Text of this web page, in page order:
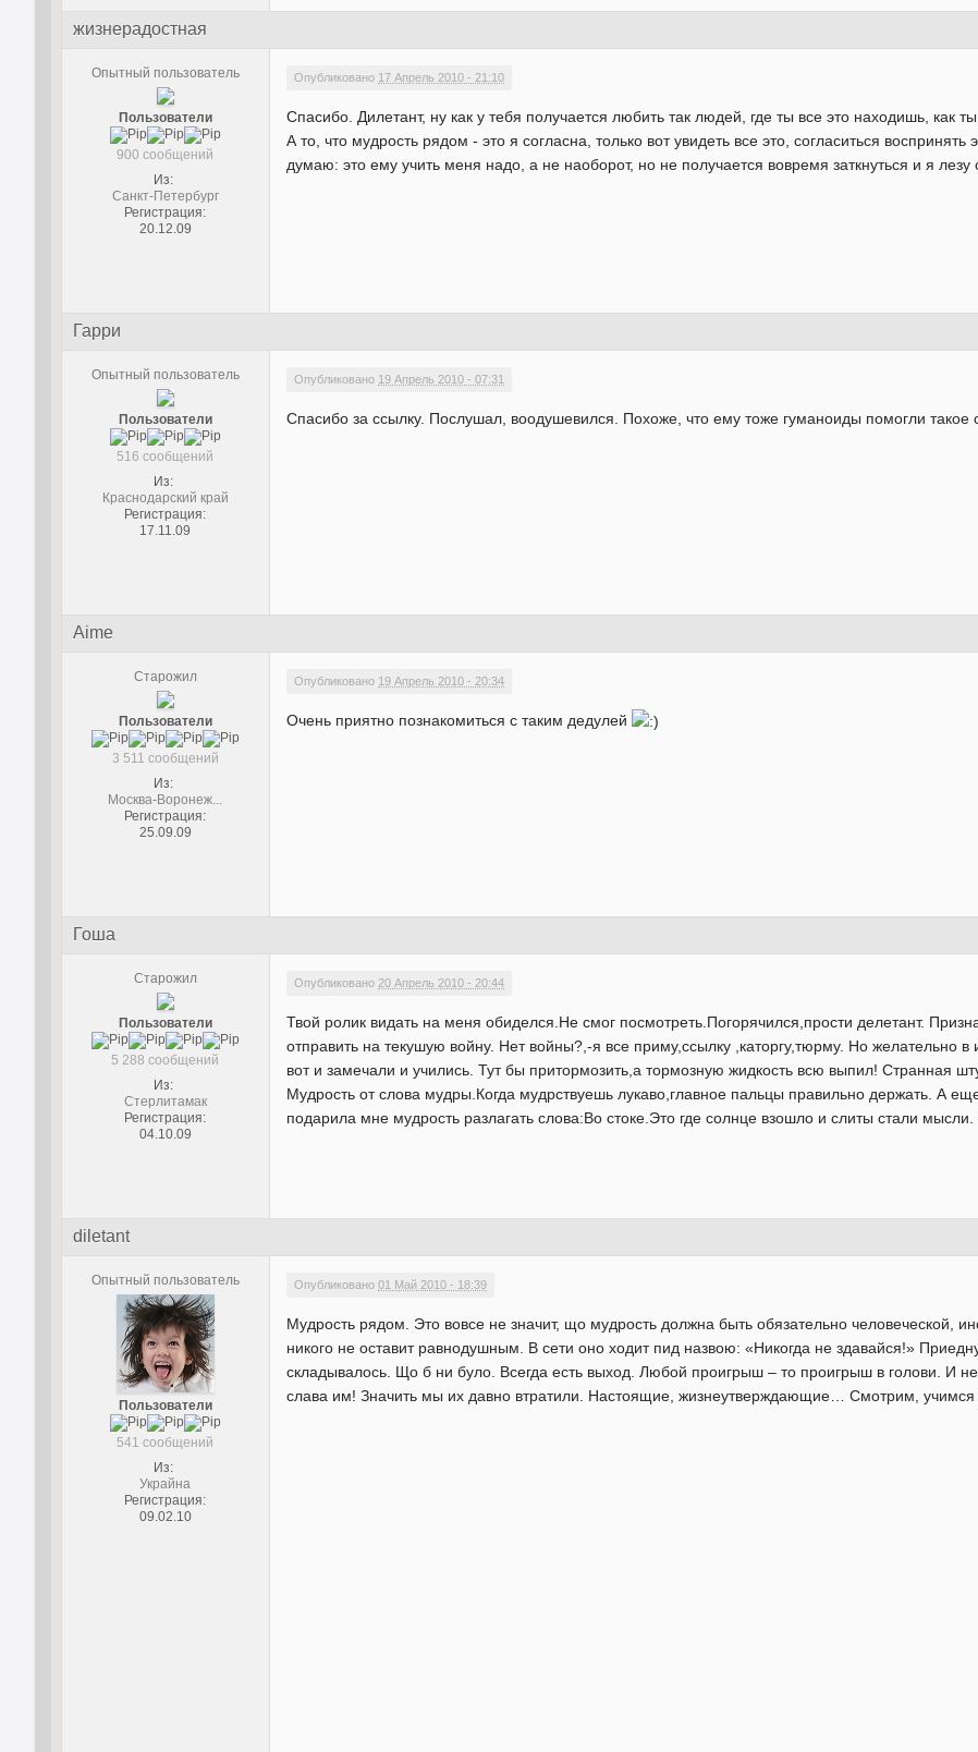
жизнерадостная
Опытный пользователь
Пользователи
900 сообщений
Из:
Санкт-Петербург
Регистрация:
20.12.09
Опубликовано 17 Апрель 2010 - 21:10
Спасибо. Дилетант, ну как у тебя получается любить так людей, где ты все это находишь, как
А то, что мудрость рядом - это я согласна, только вот увидеть все это, согласиться
думаю: это ему учить меня надо, а не наоборот, но не получается вовремя заткнуться и я
Гарри
Опытный пользователь
Пользователи
516 сообщений
Из:
Краснодарский край
Регистрация:
17.11.09
Опубликовано 19 Апрель 2010 - 07:31
Спасибо за ссылку. Послушал, воодушевился. Похоже, что ему тоже гуманоиды помогли такое
Aime
Старожил
Пользователи
3 511 сообщений
Из:
Москва-Воронеж...
Регистрация:
25.09.09
Опубликовано 19 Апрель 2010 - 20:34
Очень приятно познакомиться с таким дедулей
Гоша
Старожил
Пользователи
5 288 сообщений
Из:
Стерлитамак
Регистрация:
04.10.09
Опубликовано 20 Апрель 2010 - 20:44
Твой ролик видать на меня обиделся.Не смог посмотреть.Погорячился,прости делетант.
отправить на текушую войну. Нет войны?,-я все приму,ссылку ,каторгу,тюрму. Но желательно
вот и замечали и учились. Тут бы притормозить,а тормозную жидкость всю выпил! Странная
Мудрость от слова мудры.Когда мудрствуешь лукаво,главное пальцы правильно держать. А
подарила мне мудрость разлагать слова:Во стоке.Это где солнце взошло и слиты стали мысли.
diletant
Опытный пользователь
Пользователи
541 сообщений
Из:
Украйна
Регистрация:
09.02.10
Опубликовано01 Май 2010 - 18:39
Мудрость рядом. Это вовсе не значит, що мудрость должна быть обязательно человеческой,
никого не оставит равнодушным. В сети оно ходит пид назвою: «Никогда не здавайся!»
складывалось. Що б ни було. Всегда есть выход. Любой проигрыш – то проигрыш в голови. И
слава им! Значить мы их давно втратили. Настоящие, жизнеутверждающие… Смотрим, учимся